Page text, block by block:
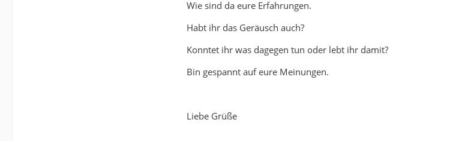
Wie sind da eure Erfahrungen.
Habt ihr das Geräusch auch?
Konntet ihr was dagegen tun oder lebt ihr damit?
Bin gespannt auf eure Meinungen.
Liebe Grüße